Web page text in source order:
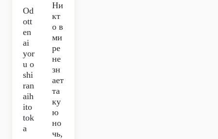
Od
ott
en
ai
yor
u o
shi
ran
aih
ito
tok
a
Ни
кт
о в
ми
ре
не
зн
ает
та
ку
ю
но
чь,